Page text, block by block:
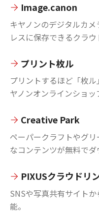
Image.canon
キヤノンのデジタルカ
レスに保存できるクラウ
プリント枚ル
プリントするほど「枚
ヤノンオンラインショッ
Creative Park
ペーパークラフトやグ
なコンテンツが無料でダ
PIXUSクラウドリ
SNSや写真共有サイト
能。